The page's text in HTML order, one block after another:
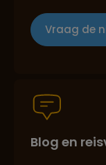
Reizen
Vraag de
Blog en